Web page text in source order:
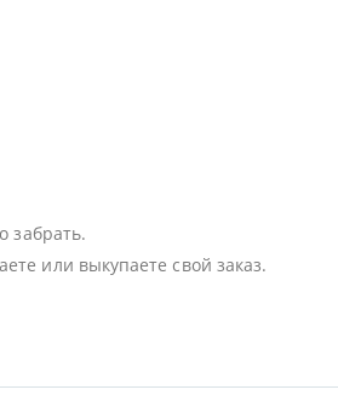
забрать.
или выкупаете свой заказ.